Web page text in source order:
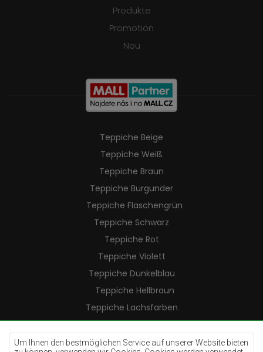
Um Ihnen den bestmöglichen Service auf unserer Website bieten
Produkte
Promotion
Neu
Teppiche Beige
Teppiche Weiß
Teppiche Braun
Teppiche Burgunder
Teppiche Flaschengrün
Teppiche Schwarz
Teppiche Rot
Teppiche Violett
Teppiche Dunkelblau
Teppiche Hellbraun
Teppiche Lachsfarben
Teppiche Cremefarben
Teppiche Lilac